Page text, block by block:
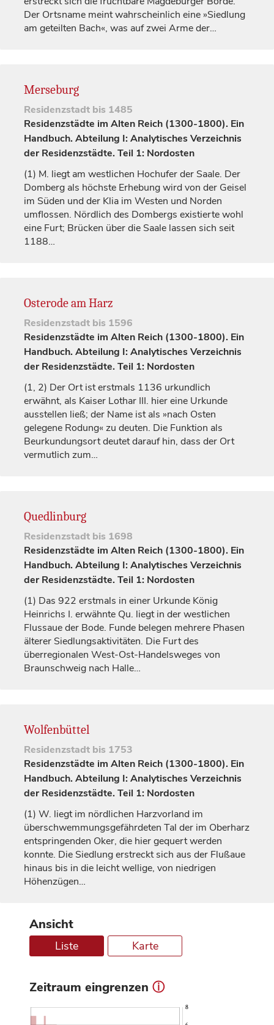
Der Ortsname meint wahrscheinlich eine »Siedlung
am geteilten Bach«, was auf zwei Arme der…
Merseburg
Residenzstadt bis 1485
Residenzstädte im Alten Reich (1300-1800). Ein
Handbuch. Abteilung I: Analytisches Verzeichnis
der Residenzstädte. Teil 1: Nordosten
(1) M. liegt am westlichen Hochufer der Saale. Der
Domberg als höchste Erhebung wird von der Geisel
im Süden und der Klia im Westen und Norden
umflossen. Nördlich des Dombergs existierte wohl
eine Furt; Brücken über die Saale lassen sich seit
1188…
Osterode am Harz
Residenzstadt bis 1596
Residenzstädte im Alten Reich (1300-1800). Ein
Handbuch. Abteilung I: Analytisches Verzeichnis
der Residenzstädte. Teil 1: Nordosten
(1, 2) Der Ort ist erstmals 1136 urkundlich
erwähnt, als Kaiser Lothar III. hier eine Urkunde
ausstellen ließ; der Name ist als »nach Osten
gelegene Rodung« zu deuten. Die Funktion als
Beurkundungsort deutet darauf hin, dass der Ort
vermutlich zum…
Quedlinburg
Residenzstadt bis 1698
Residenzstädte im Alten Reich (1300-1800). Ein
Handbuch. Abteilung I: Analytisches Verzeichnis
der Residenzstädte. Teil 1: Nordosten
(1) Das 922 erstmals in einer Urkunde König
Heinrichs I. erwähnte Qu. liegt in der westlichen
Flussaue der Bode. Funde belegen mehrere Phasen
älterer Siedlungsaktivitäten. Die Furt des
überregionalen West-Ost-Handelsweges von
Braunschweig nach Halle…
Wolfenbüttel
Residenzstadt bis 1753
Residenzstädte im Alten Reich (1300-1800). Ein
Handbuch. Abteilung I: Analytisches Verzeichnis
der Residenzstädte. Teil 1: Nordosten
(1) W. liegt im nördlichen Harzvorland im
überschwemmungsgefährdeten Tal der im Oberharz
entspringenden Oker, die hier gequert werden
konnte. Die Siedlung erstreckt sich aus der Flußaue
hinaus bis in die leicht wellige, von niedrigen
Höhenzügen…
Ansicht
Liste Karte
Zeitraum eingrenzen ⓘ
8